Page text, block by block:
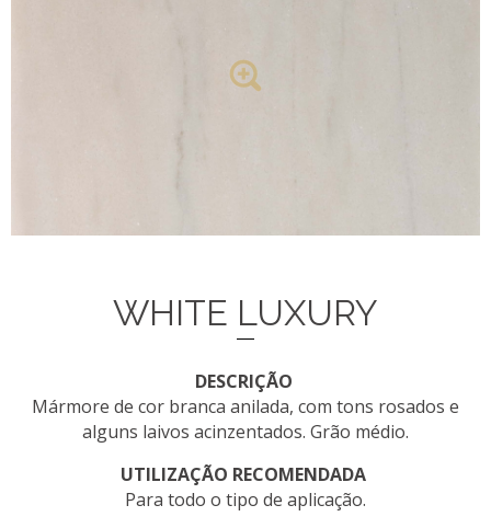
WHITE LUXURY
DESCRIÇÃO
Mármore de cor branca anilada, com tons rosados e
alguns laivos acinzentados. Grão médio.
UTILIZAÇÃO RECOMENDADA
Para todo o tipo de aplicação.